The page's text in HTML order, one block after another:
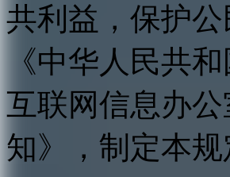
共利益，保护
《中华人民共
互联网信息办
知》，制定本规